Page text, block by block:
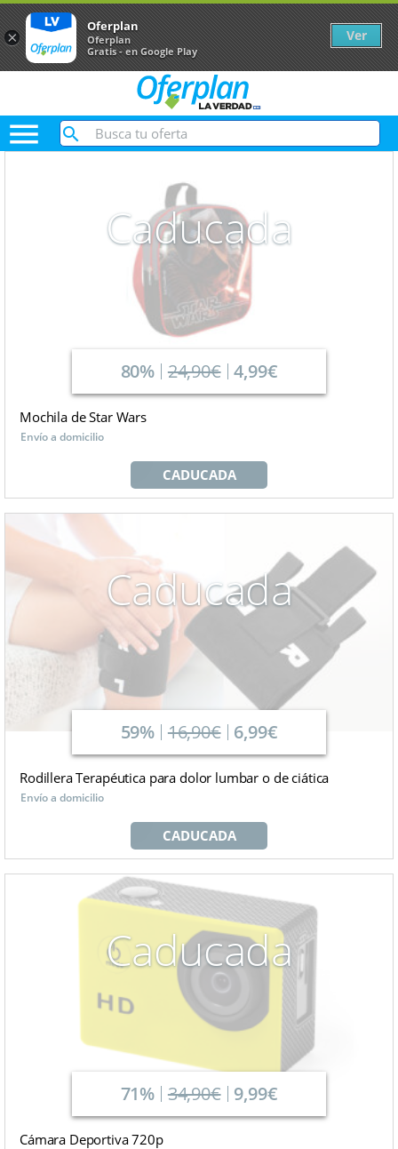

Caducada
80% 24,90€ 4,99€
Mochila de Star Wars
Envío a domicilio
CADUCADA
Caducada
59% 16,90€ 6,99€
Rodillera Terapéutica para dolor lumbar o de ciática
Envío a domicilio
CADUCADA
Caducada
71% 34,90€ 9,99€
Cámara Deportiva 720p
×
Oferplan
Oferplan
Gratis - en Google Play
Ver